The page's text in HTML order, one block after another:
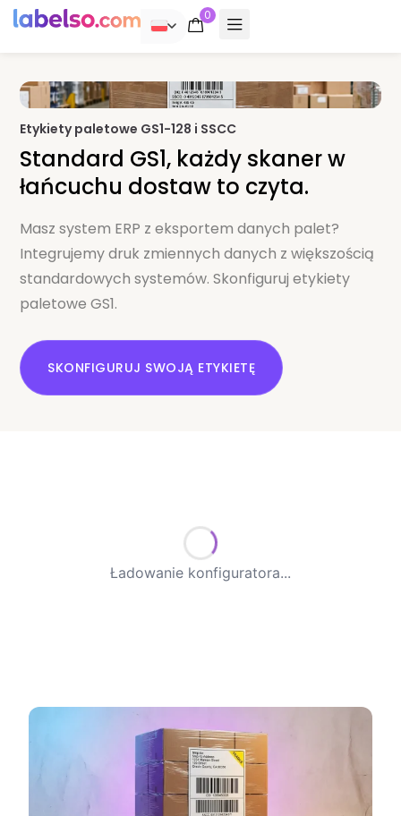
POLSKI
0
Etykiety paletowe GS1-128 i SSCC
Standard GS1, każdy skaner w
łańcuchu dostaw to czyta.
Masz system ERP z eksportem danych palet?
Integrujemy druk zmiennych danych z większością
standardowych systemów. Skonfiguruj etykiety
paletowe GS1.
SKONFIGURUJ SWOJĄ ETYKIETĘ
Ładowanie konfiguratora...